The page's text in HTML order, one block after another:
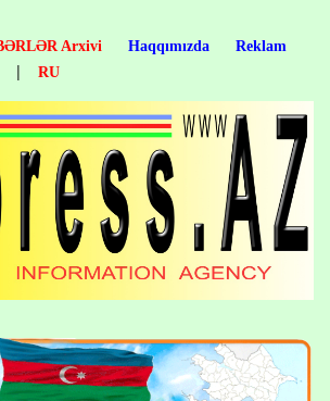
Arxivi Haqqımızda
Reklam
| RU